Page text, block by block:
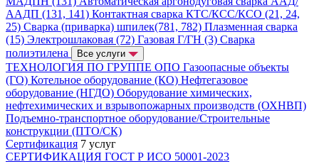
ААДП (131, 141) Контактная сварка КТС/КСС/КСО (21, 24,
25) Сварка (приварка) шпилек(781, 782) Плазменная сварка
(15) Электрошлаковая (72) Газовая Г/ГН (3) Сварка
полиэтилена
Все услуги
ТЕХНОЛОГИЯ ПО ГРУППЕ ОПО Газоопасные объекты
(ГО) Котельное оборудование (КО) Нефтегазовое
оборудование (НГДО) Оборудование химических,
нефтехимических и взрывопожарных производств (ОХНВП)
Подъемно-транспортное оборудование/Строительные
конструкции (ПТО/СК)
Сертификация 7 услуг
СЕРТИФИКАЦИЯ ГОСТ Р ИСО 50001-2023